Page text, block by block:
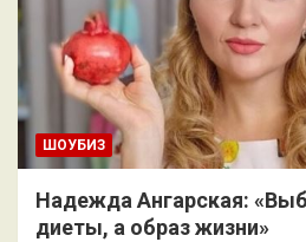
ШОУБИЗ
Надежда Ангарская:
диеты, а образ жизни»